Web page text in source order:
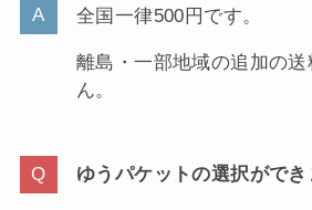
全国一律500円です。
離島・一部地域の追加の
ん。
ゆうパケットの選択ができ